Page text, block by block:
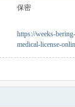
保密
https://weeks-
medical-license-